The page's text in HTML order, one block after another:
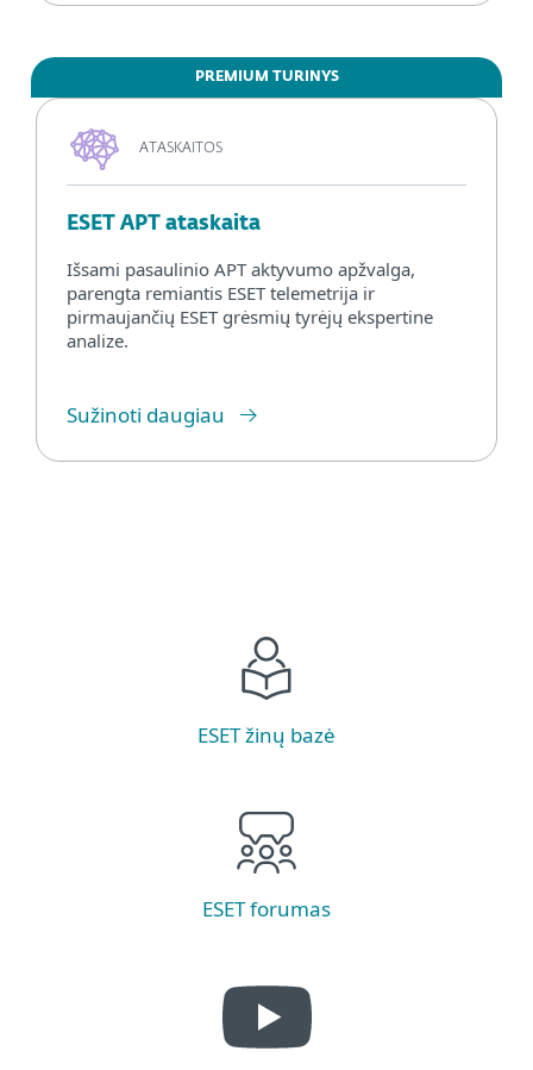
PREMIUM TURINYS
ATASKAITOS
ESET APT ataskaita
Išsami pasaulinio APT aktyvumo apžvalga,
parengta remiantis ESET telemetrija ir
pirmaujančių ESET grėsmių tyrėjų ekspertine
analize.
Sužinoti daugiau
ESET žinų bazė
ESET forumas